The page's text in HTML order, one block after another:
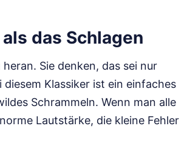
das Schlagen
Sie denken, das sei nur
Klassiker ist ein einfaches
Schrammeln. Wenn man alle
Lautstärke, die kleine Fehler